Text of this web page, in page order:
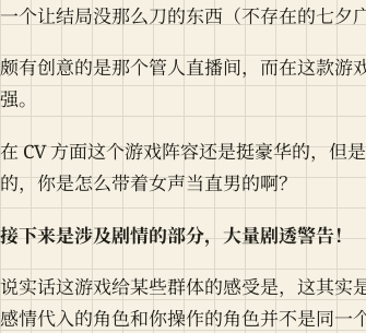
一个让结局没那么刀的东西（不存在的七夕
颇有创意的是那个管人直播间，而在这款游
强。
在 CV 方面这个游戏阵容还是挺豪华的，但
的，你是怎么带着女声当直男的啊？
接下来是涉及剧情的部分，大量剧透警告！
说实话这游戏给某些群体的感受是，这其实
感情代入的角色和你操作的角色并不是同一个